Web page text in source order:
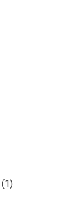
(1)